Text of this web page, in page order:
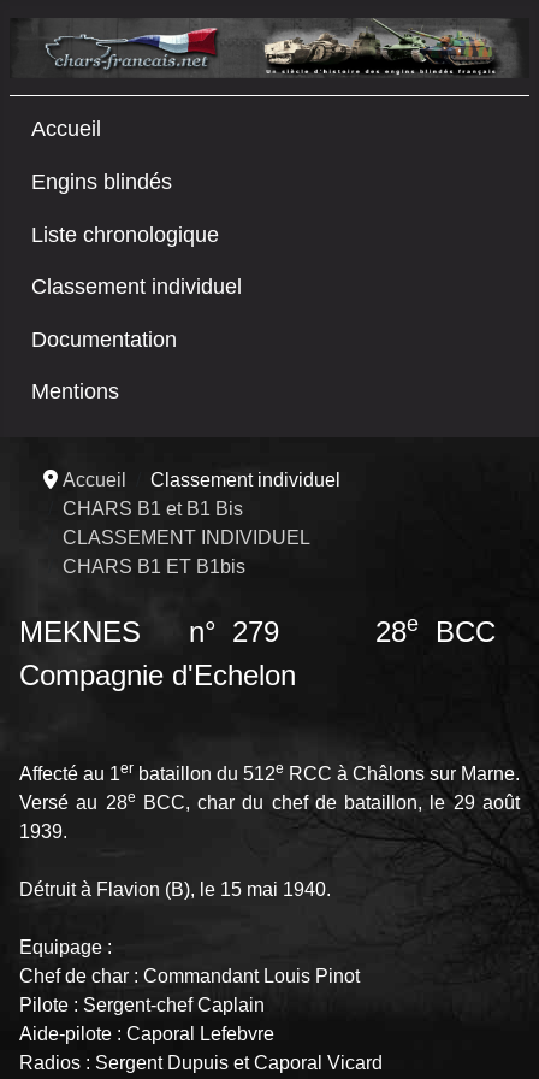
Accueil
Engins blindés
Liste chronologique
Classement individuel
Documentation
Mentions
Accueil
Classement individuel
CHARS B1 et B1 Bis
CLASSEMENT INDIVIDUEL
CHARS B1 ET B1bis
MEKNES n° 279 28e
BCC
Compagnie d'Echelon
Affecté au 1er bataillon du 512e RCC à Châlons sur Marne.
Versé au 28e
BCC, char du chef de bataillon, le 29 août
1939.
Détruit à Flavion (B), le 15 mai 1940.
Equipage :
Chef de char : Commandant Louis Pinot
Pilote : Sergent-chef Caplain
Aide-pilote : Caporal Lefebvre
Radios : Sergent Dupuis et Caporal Vicard